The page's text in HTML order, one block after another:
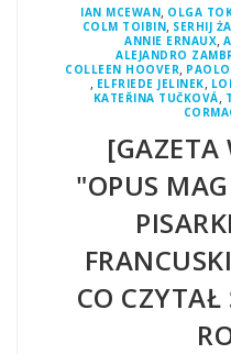
IAN MCEWAN, OLGA
COLM TOIBIN, SERHIJ
ANNIE ERNAUX,
ALEJANDRO
COLLEEN HOOVER,
, ELFRIEDE JELINEK,
KATEŘINA TUČKOVÁ,
[GAZETA
"OPUS
CO